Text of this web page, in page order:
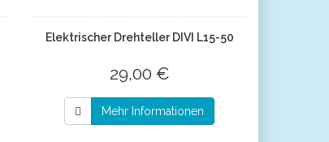
Elektrischer Drehteller DIVI L15-50
29,00 €
Mehr Informationen